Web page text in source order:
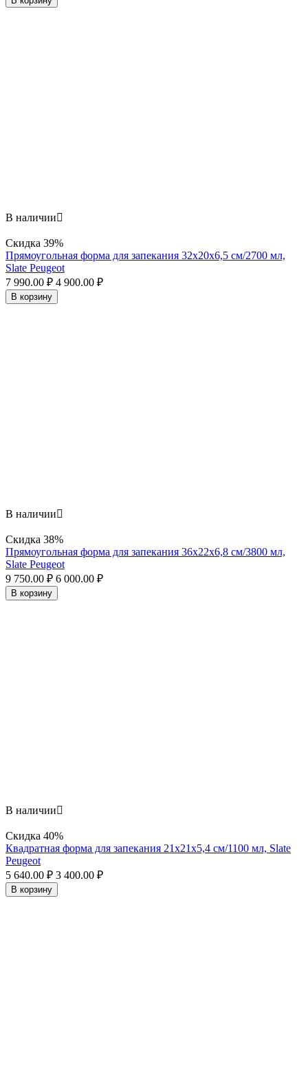
В наличии
Скидка 39%
Прямоугольная форма для запекания 32х20x6,5 см/2700 мл,
Slate Peugeot
7 990.00 ₽ 4 900.00 ₽
В корзину
В наличии
Скидка 38%
Прямоугольная форма для запекания 36х22x6,8 см/3800 мл,
Slate Peugeot
9 750.00 ₽ 6 000.00 ₽
В корзину
В наличии
Скидка 40%
Квадратная форма для запекания 21х21x5,4 см/1100 мл, Slate
Peugeot
5 640.00 ₽ 3 400.00 ₽
В корзину